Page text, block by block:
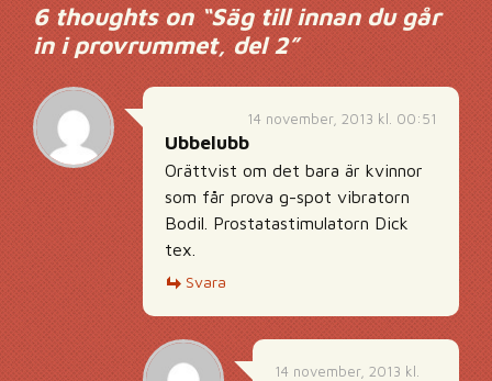
6 thoughts on “Säg till innan du går
in i provrummet, del 2”
14 november, 2013 kl. 00:51
Ubbelubb
Orättvist om det bara är kvinnor
som får prova g-spot vibratorn
Bodil. Prostatastimulatorn Dick
tex.
Svara
14 november, 2013 kl.